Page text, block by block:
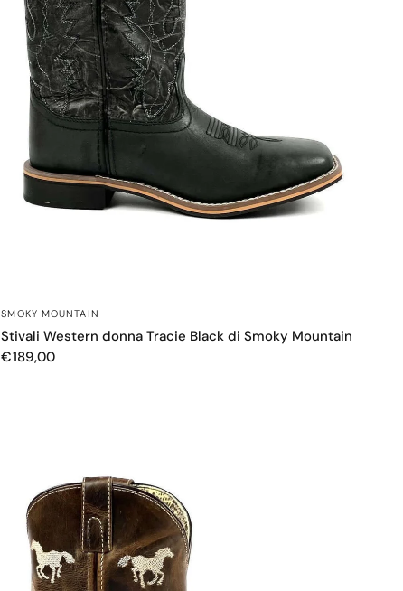
SMOKY MOUNTAIN
Stivali Western donna Tracie Black di Smoky Mountain
€189,00